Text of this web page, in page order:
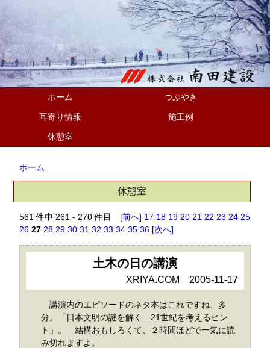
ホーム つぶやき
耳寄り情報 施工例
休憩室
ホーム
休憩室
561 件中 261 - 270 件目 [前へ] 17 18 19 20 21 22 23 24 25
26 27 28 29 30 31 32 33 34 35 36 [次へ]
土木の日の講演
XRIYA.COM 2005-11-17
講演内のエピソードのネタ本はこれですね、多
分。「日本文明の謎を解く―21世紀を考えるヒン
ト」。 結構おもしろくて、２時間ほどで一気に読
み切れますよ。